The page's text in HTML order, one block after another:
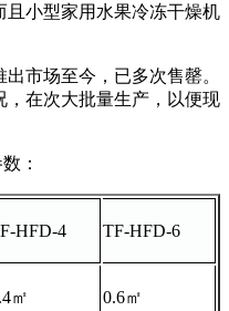
小型家用水果冷冻干燥机
出市场至今，已多次售罄。
，在次大批量生产，以便现
：
HFD-4 TF-HFD-6
㎡ 0.6㎡